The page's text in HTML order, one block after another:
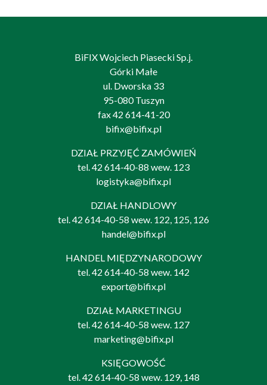
BiFIX Wojciech Piasecki Sp.j.
Górki Małe
ul. Dworska 33
95-080 Tuszyn
fax 42 614-41-20
bifix@bifix.pl
DZIAŁ PRZYJĘĆ ZAMÓWIEŃ
tel.42 614-40-88 wew. 123
logistyka@bifix.pl
DZIAŁ HANDLOWY
tel.42 614-40-58 wew. 122, 125, 126
handel@bifix.pl
HANDEL MIĘDZYNARODOWY
tel.42 614-40-58 wew. 142
export@bifix.pl
DZIAŁ MARKETINGU
tel.42 614-40-58 wew. 127
marketing@bifix.pl
KSIĘGOWOŚĆ
tel.42 614-40-58 wew. 129, 148